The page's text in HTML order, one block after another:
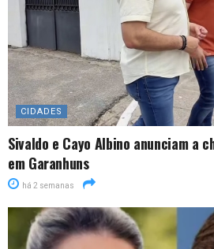
CIDADES
Sivaldo e Cayo Albino anunciam a
em Garanhuns
há 2 semanas